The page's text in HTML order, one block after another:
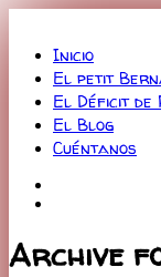
Inicio
El petit
El Déficit de
El Blog
Cuéntanos
Archive